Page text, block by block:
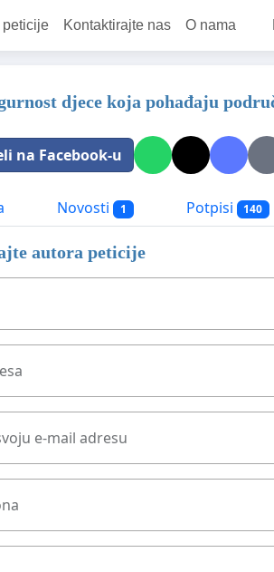
peticije Kontaktirajte nas O nama
djece koja pohađaju
na Facebook-u
Novosti 1 Potpisi 140
autora peticije
e-mail adresu